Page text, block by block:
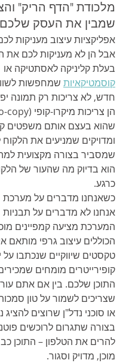
מלכודת "הדף הריק"
שמבין את העסק שלכם
אפליקציות עיצוב מעניקות
אבל הן לא מעניקות לכם את
בעלת קליניקה לאסתטיקה או
קוסמטיקאיות שמחפשות
חדש, לא צריכות רק תמונה
שהוא בעצם אותם משפטים
ומדויקים שמניעים את
שמסביר בצורה מקצועית
הוא בדיוק מה שהעור של
כרגע.
כשאנחנו מדברים על
אנחנו לא מדברים על תבניות
המערכת מציעה קמפיינים
הכוללים עיצוב גרפי מותאם
טקסטים שיווקיים שנכתבו על
קופירייטרים מומחים
התוכן שלכם. בין אם אתם
שצריכים לשמור על טון
או סוכני נדל"ן שרוצים
בצורה שתגרום לרוכשים
להרים את הטלפון – התוכן
מוכן, מדויק וסגור.